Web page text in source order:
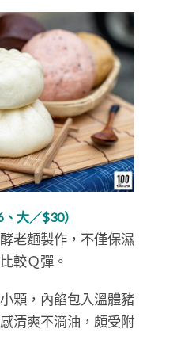
大／$30）
老麵製作，不僅保濕
較Ｑ彈。
顆，內餡包入溫體豬
清爽不滴油，頗受附